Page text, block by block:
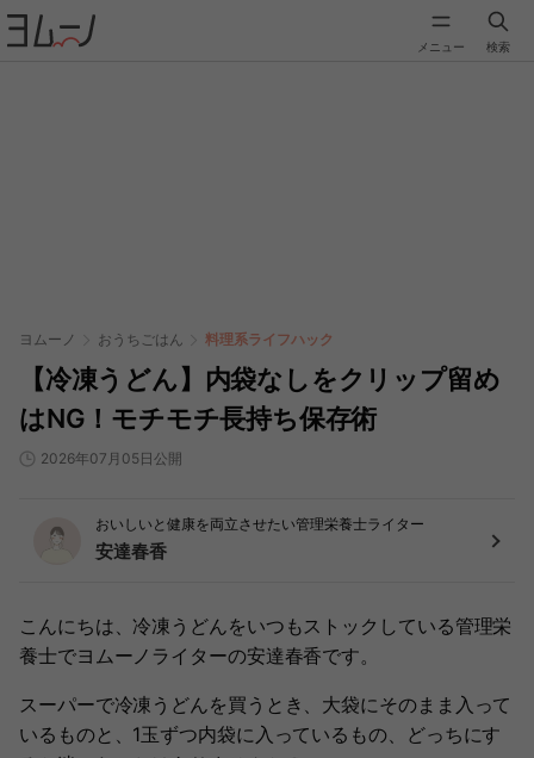
メニュー 検索
ヨムーノ おうちごはん 料理系ライフハック
【冷凍うどん】内袋なしをクリップ留め
はNG！モチモチ長持ち保存術
2026年07月05日公開
おいしいと健康を両立させたい管理栄養士ライター
安達春香
こんにちは、冷凍うどんをいつもストックしている管理栄
養士でヨムーノライターの安達春香です。
スーパーで冷凍うどんを買うとき、大袋にそのまま入って
いるものと、1玉ずつ内袋に入っているもの、どっちにす